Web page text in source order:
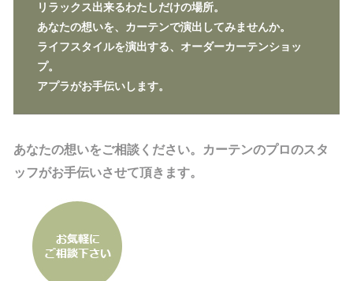
リラックス出来るわたしだけの場所。
あなたの想いを、カーテンで演出してみませんか。
ライフスタイルを演出する、オーダーカーテンショッ
プ。
アプラがお手伝いします。
あなたの想いをご相談ください。カーテンのプロのスタ
ッフがお手伝いさせて頂きます。